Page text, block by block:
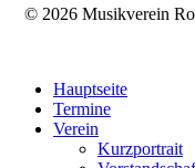
© 2026 Musikverein
Hauptseite
Termine
Verein
Kurzportrait